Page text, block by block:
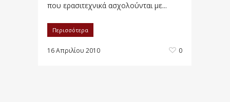
που ερασιτεχνικά ασχολούνται με...
Περισσότερα
16 Απριλίου 2010 0